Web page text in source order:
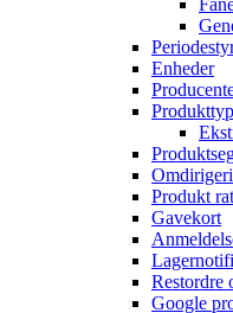
Enheder
Produkt
Gavekort
Restordre
Google